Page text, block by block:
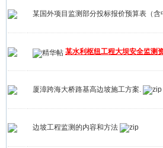
某国外项目监测部分投标报价预算表（含
某水利枢纽工程大坝安全监测
厦漳跨海大桥路基高边坡施工方案.
边坡工程监测的内容和方法